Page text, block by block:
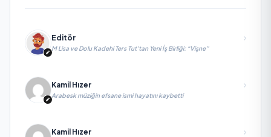
Editör
M Lisa ve Dolu Kadehi Ters Tut’tan Yeni İş Birliği: “Vişne”
Kamil Hızer
Arabesk müziğin efsane ismi hayatını kaybetti
Kamil Hızer